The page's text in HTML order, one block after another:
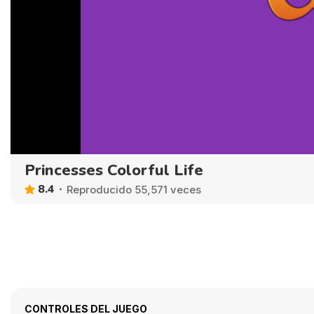
Princesses Colorful Life
8.4 Reproducido 55,571 veces
CONTROLES DEL JUEGO